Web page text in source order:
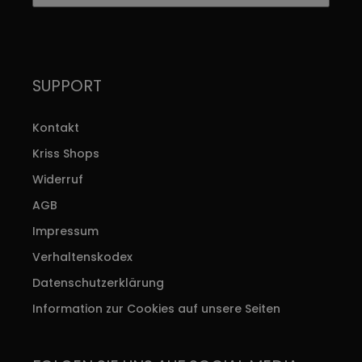
SUPPORT
Kontakt
Kriss Shops
Widerruf
AGB
Impressum
Verhaltenskodex
Datenschutzerklärung
Information zur Cookies auf unsere Seiten